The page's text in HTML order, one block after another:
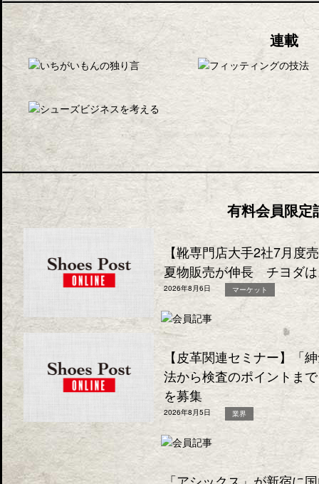
連載
有料会員限定
【靴専門店大手2社7月度
夏物販売が伸長 チヨダ
2026年8月6日 マーケット
【皮革関連セミナー】「
法から検査のポイントま
を募集
2026年8月5日 業界